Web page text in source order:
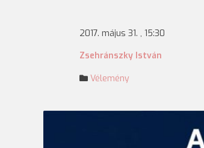
2017. május 31. , 15:30
Zsehránszky István
Vélemény